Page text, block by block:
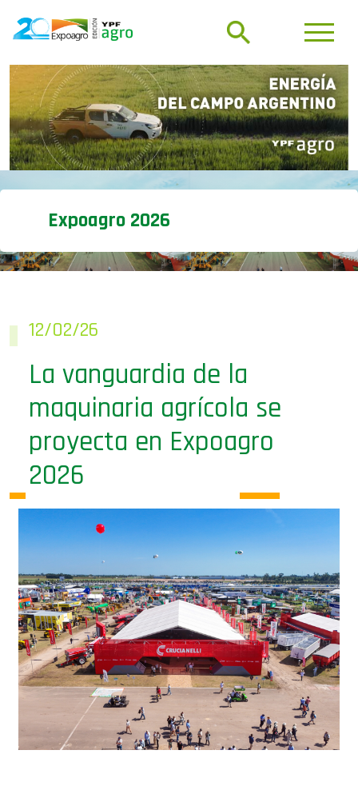
Expoagro 2026
12/02/26
La vanguardia de la
maquinaria agrícola se
proyecta en Expoagro
2026